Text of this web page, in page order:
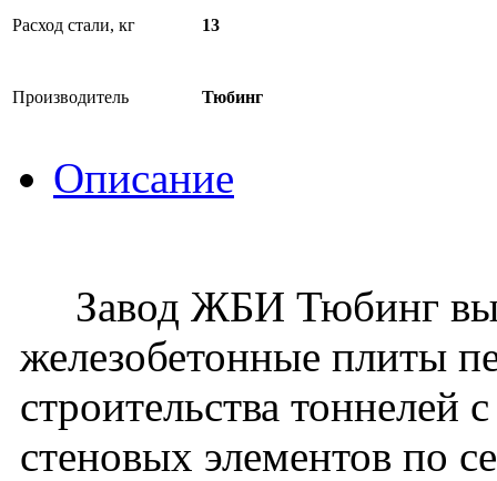
Расход стали, кг 13
Производитель Тюбинг
Описание
Завод ЖБИ Тюбинг
железобетонные плиты
строительства
стеновых элементов по